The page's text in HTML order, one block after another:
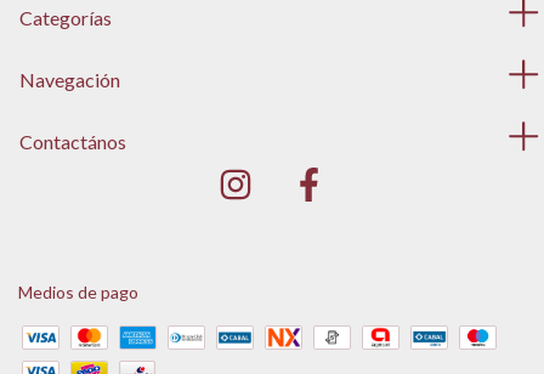
Categorías
Navegación
Contactános
Medios de pago